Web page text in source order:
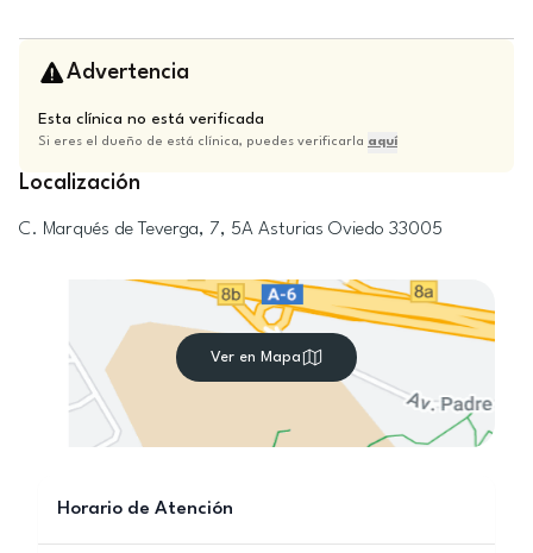
Advertencia
Esta clínica no está verificada
Si eres el dueño de está clínica, puedes verificarla aquí
Localización
C. Marqués de Teverga, 7, 5A Asturias Oviedo 33005
Ver en Mapa
Horario de Atención